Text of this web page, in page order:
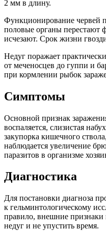
2 мм в длину.
Функционирование червей
половые органы перестают
исчезают. Срок жизни
Недуг поражает
от меченосцев до гуппи и
при кормлении рыбок
Симптомы
Основной признак
воспаляется, слизистая
закупорка кишечного
наблюдается увеличение
паразитов в организме
Диагностика
Для постановки диагноза
к гельминтологическому
правило, внешние признаки
недуг и не упустить время.